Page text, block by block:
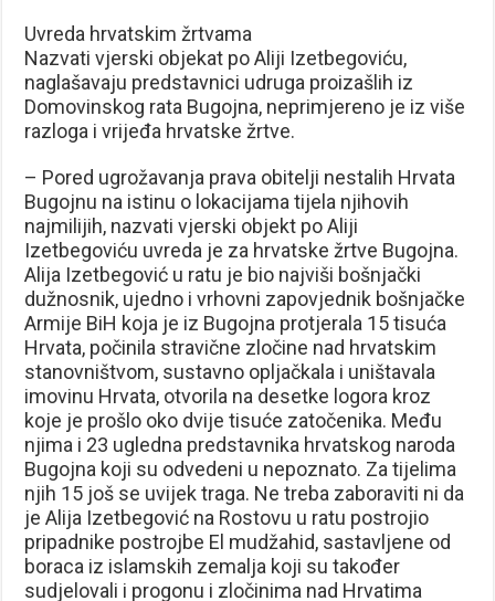
Uvreda hrvatskim žrtvama
Nazvati vjerski objekat po Aliji Izetbegoviću,
naglašavaju predstavnici udruga proizašlih iz
Domovinskog rata Bugojna, neprimjereno je iz više
razloga i vrijeđa hrvatske žrtve.
– Pored ugrožavanja prava obitelji nestalih Hrvata
Bugojnu na istinu o lokacijama tijela njihovih
najmilijih, nazvati vjerski objekt po Aliji
Izetbegoviću uvreda je za hrvatske žrtve Bugojna.
Alija Izetbegović u ratu je bio najviši bošnjački
dužnosnik, ujedno i vrhovni zapovjednik bošnjačke
Armije BiH koja je iz Bugojna protjerala 15 tisuća
Hrvata, počinila stravične zločine nad hrvatskim
stanovništvom, sustavno opljačkala i uništavala
imovinu Hrvata, otvorila na desetke logora kroz
koje je prošlo oko dvije tisuće zatočenika. Među
njima i 23 ugledna predstavnika hrvatskog naroda
Bugojna koji su odvedeni u nepoznato. Za tijelima
njih 15 još se uvijek traga. Ne treba zaboraviti ni da
je Alija Izetbegović na Rostovu u ratu postrojio
pripadnike postrojbe El mudžahid, sastavljene od
boraca iz islamskih zemalja koji su također
sudjelovali i progonu i zločinima nad Hrvatima